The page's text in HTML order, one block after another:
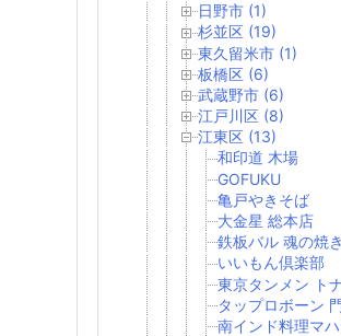
日野市 (1)
杉並区 (19)
東久留米市 (1)
板橋区 (6)
武蔵野市 (6)
江戸川区 (8)
江東区 (13)
和印道 木場
GOFUKU
亀戸やきそば
大金星 総本店
鉄板バル 魂の焼
いいもん倶楽部
東京タンメン ト
タップロボーン
南インド料理マ